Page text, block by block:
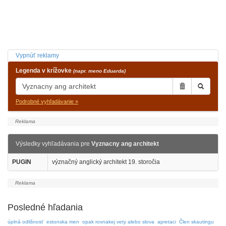
Vypnúť reklamy
Legenda v krížovke (napr. meno Eduarda)
Podrobné vyhľadávanie »
Výsledky vyhľadávania pre Vyznacny ang architekt
PUGIN význačný anglický architekt 19. storočia
Posledné hľadania
úplná odlišnosť estonska men opak rovnakej vety alebo slova apretaci Člen skautingu